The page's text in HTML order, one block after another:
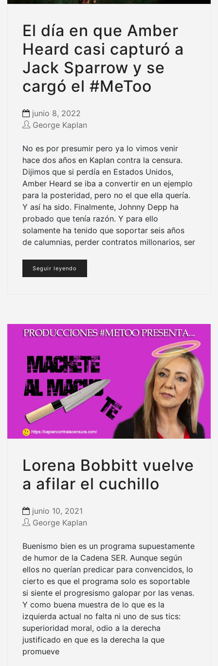
El día en que Amber
Heard casi capturó a
Jack Sparrow y se
cargó el #MeToo
junio 8, 2022
George Kaplan
No es por presumir pero ya lo vimos venir
hace dos años en Kaplan contra la censura.
Dijimos que si perdía en Estados Unidos,
Amber Heard se iba a convertir en un ejemplo
para la posteridad, pero no el que ella quería.
Y así ha sido. Finalmente, Johnny Depp ha
probado que tenía razón. Y para ello
solamente ha tenido que soportar seis años
de calumnias, perder contratos millonarios, ser
Seguir leyendo
Lorena Bobbitt vuelve
a afilar el cuchillo
junio 10, 2021
George Kaplan
Buenismo bien es un programa supuestamente
de humor de la Cadena SER. Aunque según
ellos no querían predicar para convencidos, lo
cierto es que el programa solo es soportable
si siente el progresismo galopar por las venas.
Y como buena muestra de lo que es la
izquierda actual no falta ni uno de sus tics:
superioridad moral, odio a la derecha
justificado en que es la derecha la que
promueve